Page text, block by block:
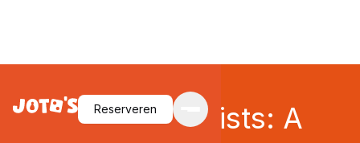
Reserveren
Among Cultists: A